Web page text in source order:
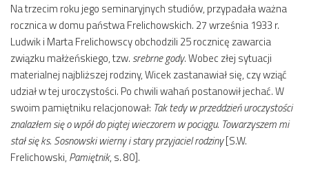
Na trzecim roku jego seminaryjnych studiów, przypadała ważna
rocznica w domu państwa Frelichowskich. 27 września 1933 r.
Ludwik i Marta Frelichowscy obchodzili 25 rocznicę zawarcia
związku małżeńskiego, tzw. srebrne gody. Wobec złej sytuacji
materialnej najbliższej rodziny, Wicek zastanawiał się, czy wziąć
udział w tej uroczystości. Po chwili wahań postanowił jechać. W
swoim pamiętniku relacjonował: Tak tedy w przeddzień uroczystości
znalazłem się o wpół do piątej wieczorem w pociągu. Towarzyszem mi
stał się ks. Sosnowski wierny i stary przyjaciel rodziny[S.W.
Frelichowski, Pamiętnik, s. 80].